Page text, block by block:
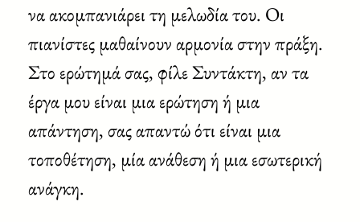
να ακομπανιάρει τη μελωδία του. Οι
πιανίστες μαθαίνουν αρμονία στην πράξη.
Στο ερώτημά σας, φίλε Συντάκτη, αν τα
έργα μου είναι μια ερώτηση ή μια
απάντηση, σας απαντώ ότι είναι μια
τοποθέτηση, μία ανάθεση ή μια εσωτερική
ανάγκη.